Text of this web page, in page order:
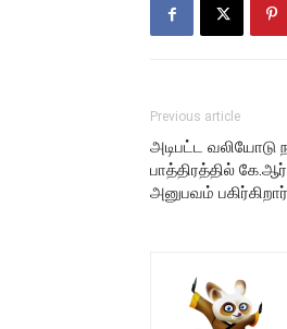
Previous article
அடிபட்ட வலியோடு
பாத்திரத்தில்
அனுபவம்